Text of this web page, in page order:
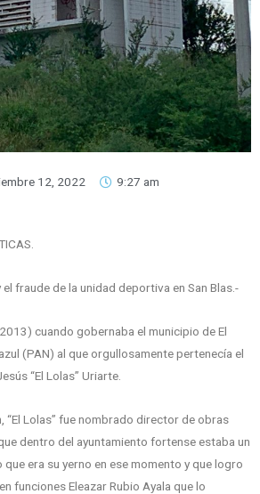
12, 2022
9:27 am
el fraude de la unidad deportiva en San Blas.-
cuando gobernaba el municipio de El
(PAN) al que orgullosamente pertenecía el
“El Lolas” Uriarte.
“El Lolas” fue nombrado director de obras
dentro del ayuntamiento fortense estaba un
era su yerno en ese momento y que logro
funciones Eleazar Rubio Ayala que lo